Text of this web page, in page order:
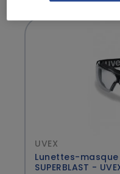
UVEX
Lunettes-
SUPERBLAST -